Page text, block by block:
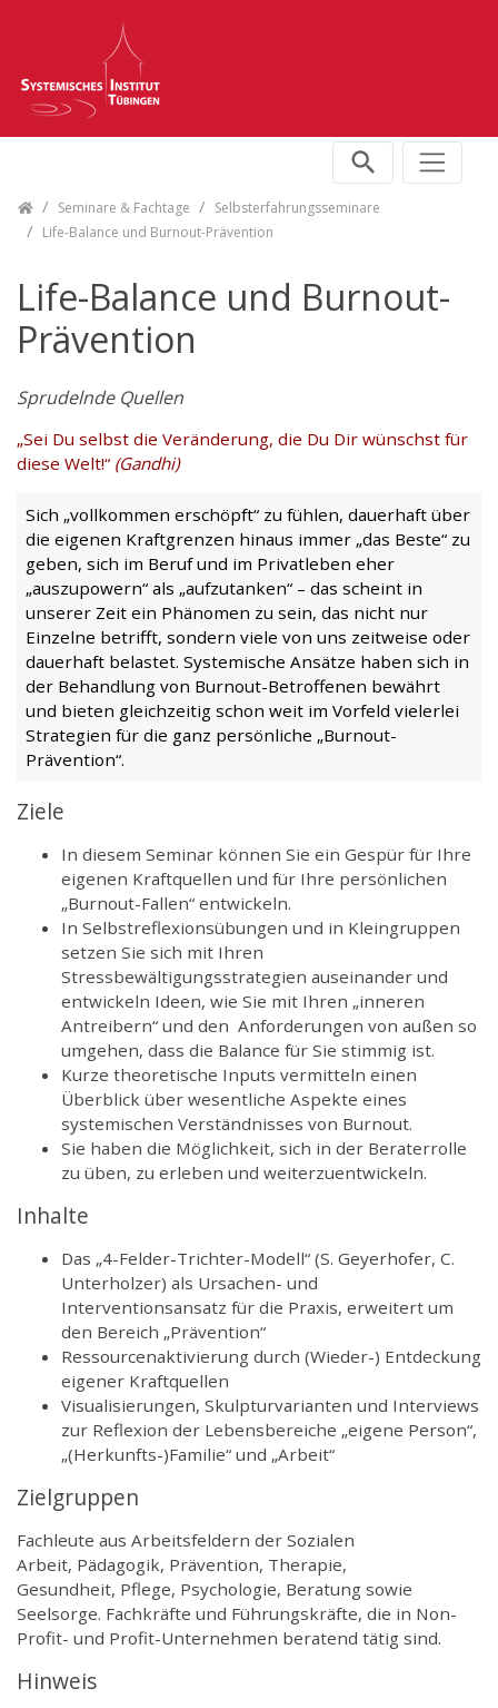
Skip navigationSeminare & Fachtage
Selbsterfahrungsseminare
Life-Balance und Burnout-Prävention
Life-Balance und Burnout-
Prävention
Sprudelnde Quellen
„Sei Du selbst die Veränderung, die Du Dir wünschst für
diese Welt!“ (Gandhi)
Sich „vollkommen erschöpft“ zu fühlen, dauerhaft über
die eigenen Kraftgrenzen hinaus immer „das Beste“ zu
geben, sich im Beruf und im Privatleben eher
„auszupowern“ als „aufzutanken“ – das scheint in
unserer Zeit ein Phänomen zu sein, das nicht nur
Einzelne betrifft, sondern viele von uns zeitweise oder
dauerhaft belastet. Systemische Ansätze haben sich in
der Behandlung von Burnout-Betroffenen bewährt
und bieten gleichzeitig schon weit im Vorfeld vielerlei
Strategien für die ganz persönliche „Burnout-
Prävention“.
Ziele
In diesem Seminar können Sie ein Gespür für Ihre
eigenen Kraftquellen und für Ihre persönlichen
„Burnout-Fallen“ entwickeln.
In Selbstreflexionsübungen und in Kleingruppen
setzen Sie sich mit Ihren
Stressbewältigungsstrategien auseinander und
entwickeln Ideen, wie Sie mit Ihren „inneren
Antreibern“ und den Anforderungen von außen so
umgehen, dass die Balance für Sie stimmig ist.
Kurze theoretische Inputs vermitteln einen
Überblick über wesentliche Aspekte eines
systemischen Verständnisses von Burnout.
Sie haben die Möglichkeit, sich in der Beraterrolle
zu üben, zu erleben und weiterzuentwickeln.
Inhalte
Das „4-Felder-Trichter-Modell“ (S. Geyerhofer, C.
Unterholzer) als Ursachen- und
Interventionsansatz für die Praxis, erweitert um
den Bereich „Prävention“
Ressourcenaktivierung durch (Wieder-) Entdeckung
eigener Kraftquellen
Visualisierungen, Skulpturvarianten und Interviews
zur Reflexion der Lebensbereiche „eigene Person“,
„(Herkunfts-)Familie“ und „Arbeit“
Zielgruppen
Fachleute aus Arbeitsfeldern der Sozialen
Arbeit, Pädagogik, Prävention, Therapie,
Gesundheit, Pflege, Psychologie, Beratung sowie
Seelsorge. Fachkräfte und Führungskräfte, die in Non-
Profit- und Profit-Unternehmen beratend tätig sind.
Hinweis